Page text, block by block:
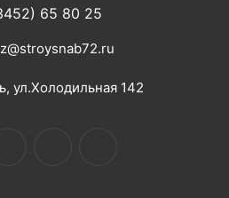
65 80 25
ул.Холодильная 142